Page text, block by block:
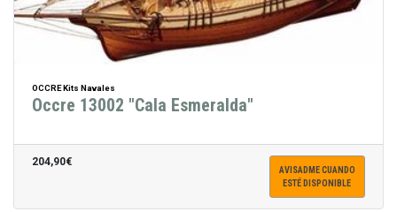
OCCRE Kits Navales
Occre 13002 "Cala Esmeralda"
204,90€
AVISADME CUANDO
ESTÉ DISPONIBLE